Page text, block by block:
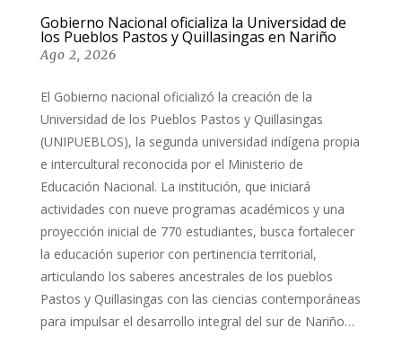
Gobierno Nacional oficializa la Universidad de
los Pueblos Pastos y Quillasingas en Nariño
Ago 2, 2026
El Gobierno nacional oficializó la creación de la
Universidad de los Pueblos Pastos y Quillasingas
(UNIPUEBLOS), la segunda universidad indígena propia
e intercultural reconocida por el Ministerio de
Educación Nacional. La institución, que iniciará
actividades con nueve programas académicos y una
proyección inicial de 770 estudiantes, busca fortalecer
la educación superior con pertinencia territorial,
articulando los saberes ancestrales de los pueblos
Pastos y Quillasingas con las ciencias contemporáneas
para impulsar el desarrollo integral del sur de Nariño…